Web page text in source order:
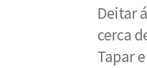
Deitar
cerca
Tapar